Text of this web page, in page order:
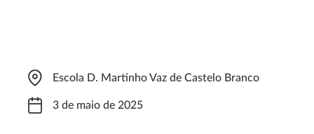
Escola D. Martinho Vaz de Castelo Branco
3 de maio de 2025